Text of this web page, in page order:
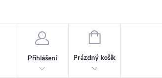
Přihlášení
NÁKUPNÍ
Prázdný košík